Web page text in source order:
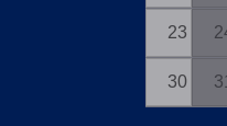
23
30 31